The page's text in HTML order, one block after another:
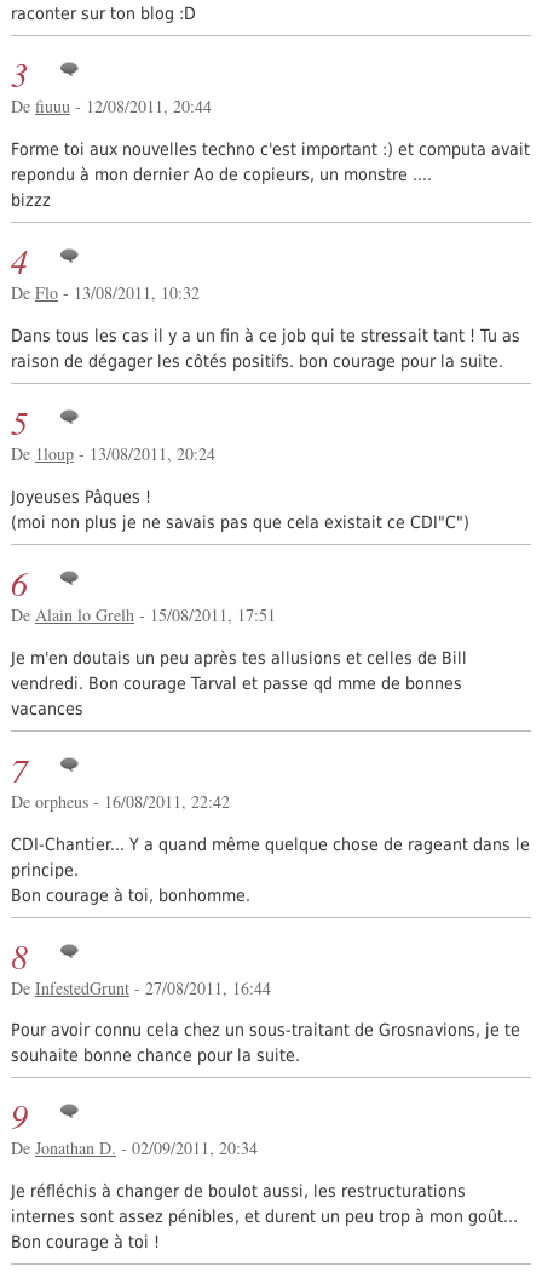
raconter sur ton blog :D
3
De fiuuu- 12/08/2011, 20:44
Forme toi aux nouvelles techno c'est important :) et computa avait
repondu à mon dernier Ao de copieurs, un monstre ....
bizzz
4
De Flo- 13/08/2011, 10:32
Dans tous les cas il y a un fin à ce job qui te stressait tant ! Tu as
raison de dégager les côtés positifs. bon courage pour la suite.
5
De 1loup- 13/08/2011, 20:24
Joyeuses Pâques !
(moi non plus je ne savais pas que cela existait ce CDI"C")
6
De Alain lo Grelh- 15/08/2011, 17:51
Je m'en doutais un peu après tes allusions et celles de Bill
vendredi. Bon courage Tarval et passe qd mme de bonnes
vacances
7
De orpheus - 16/08/2011, 22:42
CDI-Chantier... Y a quand même quelque chose de rageant dans le
principe.
Bon courage à toi, bonhomme.
8
De InfestedGrunt- 27/08/2011, 16:44
Pour avoir connu cela chez un sous-traitant de Grosnavions, je te
souhaite bonne chance pour la suite.
9
De Jonathan D. - 02/09/2011, 20:34
Je réfléchis à changer de boulot aussi, les restructurations
internes sont assez pénibles, et durent un peu trop à mon goût...
Bon courage à toi !